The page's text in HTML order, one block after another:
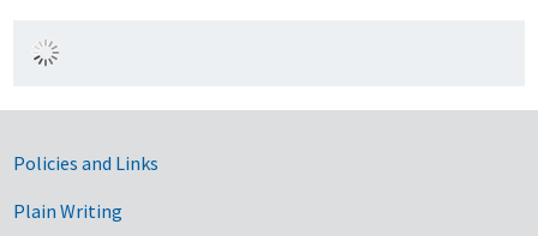
Government Links
Policies and Links
Plain Writing